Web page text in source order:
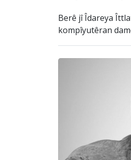
Berê jî Îdareya
kompîyutêran